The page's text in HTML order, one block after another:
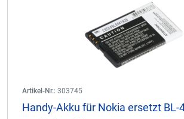
Artikel-Nr.: 303745
Handy-Akku für Nokia ersetzt BL-